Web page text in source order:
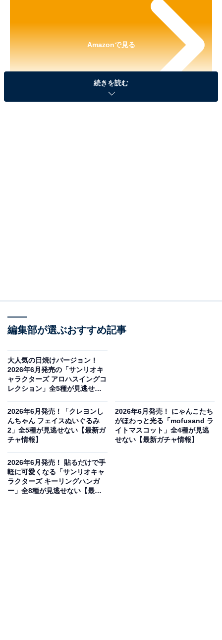
Amazonで見る
サンリオキャラクターズ ミニ貯金箱 夢みるエンジェルver.（画像出典：バ
ンダイ）
バンダイから2026年6月に発売される「サンリオキャラ
円）。全3種のラインアップとなっています。
続きを読む
編集部が選ぶおすすめ記事
大人気の日焼けバージョン！
2026年6月発売の「サンリオキ
ャラクターズ アロハスイングコ
レクション」全5種が見逃せな
2026年6月発売！「クレヨンし
んちゃん フェイスぬいぐるみ
2」全5種が見逃せない【最新ガ
チャ情報】
2026年6月発売！ にゃんこたち
がほわっと光る「mofusand ラ
イトマスコット」全4種が見逃
せない【最新ガチャ情報】
2026年6月発売！ 貼るだけで手
軽に可愛くなる「サンリオキャ
ラクターズ キーリングハンガ
ー」全8種が見逃せない【最新